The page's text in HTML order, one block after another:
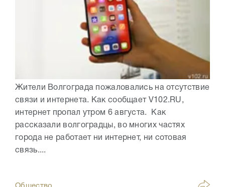
Жители Волгограда пожаловались на отсутствие
связи и интернета. Как сообщает V102.RU,
интернет пропал утром 6 августа. Как
рассказали волгоградцы, во многих частях
города не работает ни интернет, ни сотовая
связь....